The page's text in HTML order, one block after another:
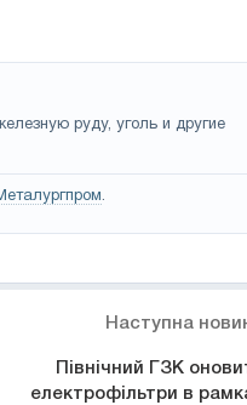
руду, уголь и другие
.
Наступна
Північний ГЗК
електрофільтри в